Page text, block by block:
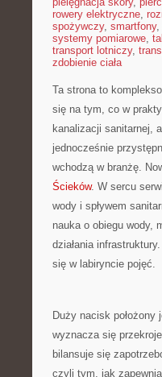
rowery elektryczne,
spożywczy, smartfony,
systemy pomiarowe,
transport lotniczy,
zdobienie ciała
Ta strona to
się na tym, co w
kanalizacji sanitarnej,
jednocześnie
wchodzą w branżę.
Ścieków. W sercu
wody i spływem
nauka o obiegu wody,
działania
się w labiryncie pojęć.
Duży nacisk
wyznacza się
bilansuje się
czyli tym, jak